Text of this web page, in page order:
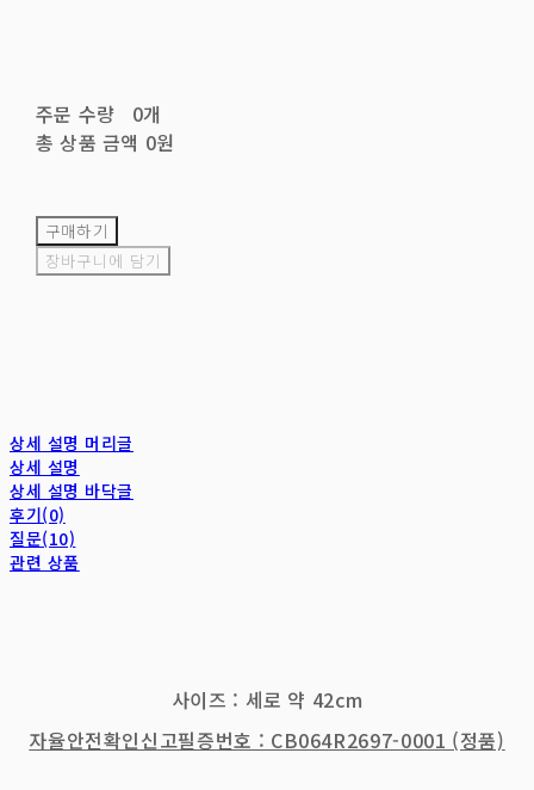
주문 수량
0개
총 상품 금액 0원
구매하기
장바구니에 담기
상세 설명 머리글
상세 설명
상세 설명 바닥글
후기(0)
질문(10)
관련 상품
사이즈 : 세로 약 42cm
자율안전확인신고필증번호 : CB064R2697-0001 (정품)